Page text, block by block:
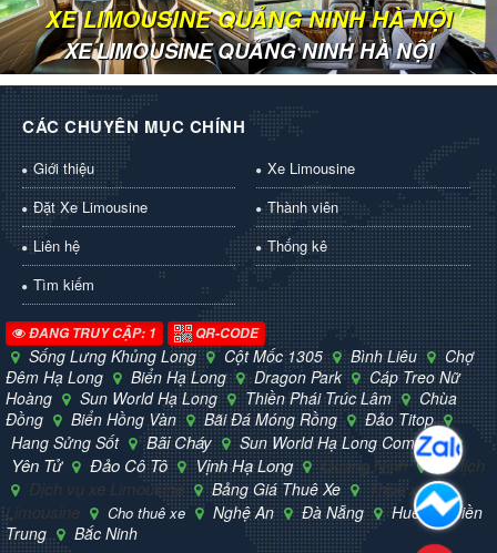
XE LIMOUSINE QUẢNG NINH HÀ NỘI
XE LIMOUSINE QUẢNG NINH HÀ NỘI
CÁC CHUYÊN MỤC CHÍNH
Giới thiệu
Xe Limousine
Đặt Xe Limousine
Thành viên
Liên hệ
Thống kê
Tìm kiếm
ĐANG TRUY CẬP: 1 QR-CODE
Sống Lưng Khủng Long Cột Mốc 1305 Bình Liêu
Chợ
Đêm Hạ Long
Biển Hạ Long Dragon Park
Cáp Treo Nữ
Hoàng
Sun World Hạ Long Thiền Phái Trúc Lâm
Chùa
Đồng
Biển Hồng Vàn Bãi Đá Móng Rồng
Đảo Titop
Hang Sửng Sốt
Bãi Cháy Sun World Hạ Long Complex
Yên Tử Đảo Cô Tô Vịnh Hạ Long Quảng Ninh
Du lịch
Dịch vụ xe Limousine
Bảng Giá Thuê Xe
Thuê xe
Limousine
Cho thuê xe Nghệ An Đà Nẵng Huế
Miền
Trung
Bắc Ninh